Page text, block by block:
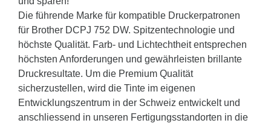
Die führende Marke für kompatible Druckerpatronen
für Brother DCPJ 752 DW. Spitzentechnologie und
höchste Qualität. Farb- und Lichtechtheit entsprechen
höchsten Anforderungen und gewährleisten brillante
Druckresultate. Um die Premium Qualität
sicherzustellen, wird die Tinte im eigenen
Entwicklungszentrum in der Schweiz entwickelt und
anschliessend in unseren Fertigungsstandorten in die